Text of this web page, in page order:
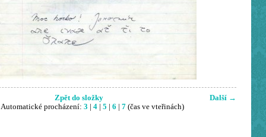
Další →
Zpět do složky
Automatické procházení: 3 4 5 6 7 (čas ve vteřinách)